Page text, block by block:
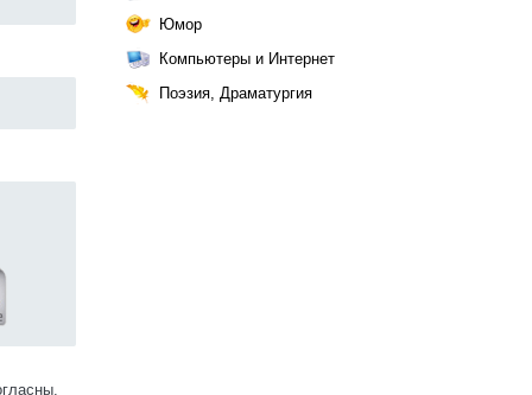
Юмор
Компьютеры и Интернет
Поэзия, Драматургия